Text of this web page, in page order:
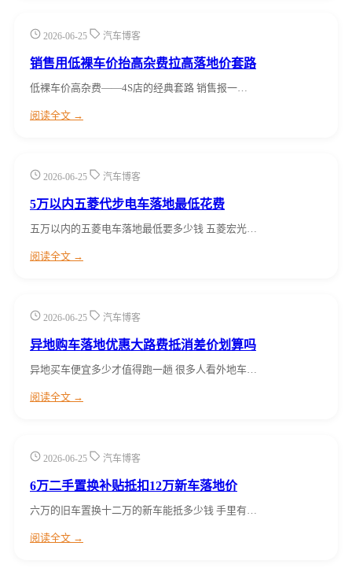
2026-06-25 汽车博客
销售用低裸车价抬高杂费拉高落地价套路
低裸车价高杂费——4S店的经典套路 销售报一…
阅读全文 →
2026-06-25 汽车博客
5万以内五菱代步电车落地最低花费
五万以内的五菱电车落地最低要多少钱 五菱宏光…
阅读全文 →
2026-06-25 汽车博客
异地购车落地优惠大路费抵消差价划算吗
异地买车便宜多少才值得跑一趟 很多人看外地车…
阅读全文 →
2026-06-25 汽车博客
6万二手置换补贴抵扣12万新车落地价
六万的旧车置换十二万的新车能抵多少钱 手里有…
阅读全文 →